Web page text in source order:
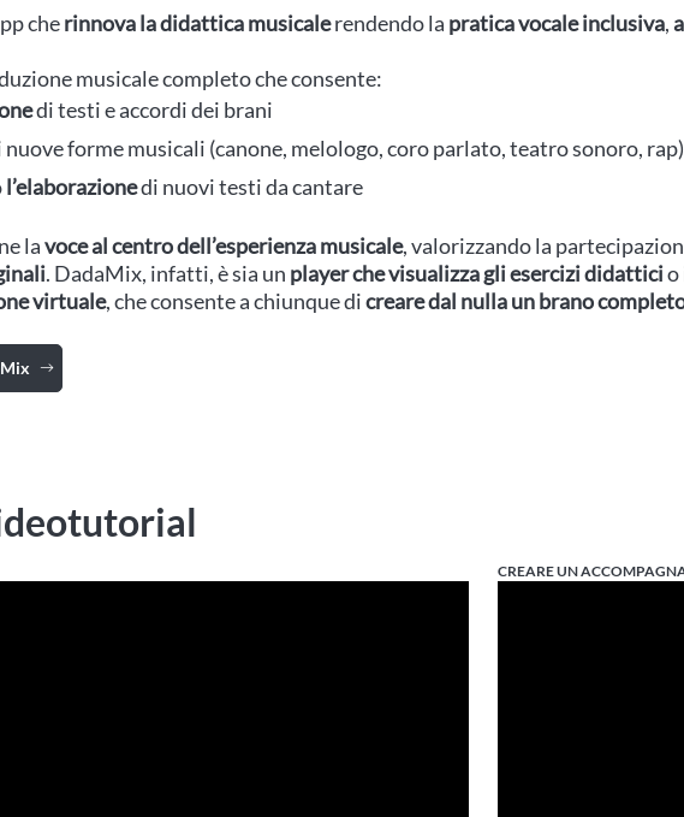
cherinnova la didattica musicalerendendo la pratica vocale inclusiva,
musicale completo che consente:
di testi e accordi dei brani
forme musicali (canone, melologo, coro parlato, teatro sonoro, rap)
l’elaborazionedi nuovi testi da cantare
lavoce al centro dell’esperienza musicale, valorizzando la
. DadaMix, infatti, è sia un player che visualizza gli esercizi didatticio
virtuale, che consente a chiunque dicreare dal nulla un brano
CREARE UN